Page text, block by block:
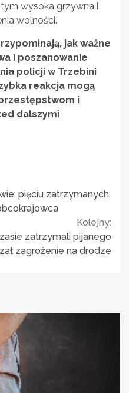
wysoka grzywna i
wolności.
jak ważne
i poszanowanie
policji w Trzebini
reakcja mogą
i
dalszymi
pięciu zatrzymanych,
Kolejny:
zatrzymali pijanego
zagrożenie na drodze